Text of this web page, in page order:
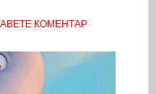
КОМЕНТАР